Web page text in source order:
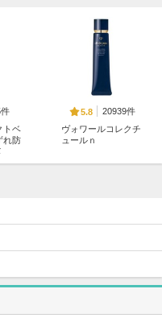
トベ
れ防
5.8
20939件
ヴォワールコレクチ
ュールｎ
マ
タンイドル ウルト